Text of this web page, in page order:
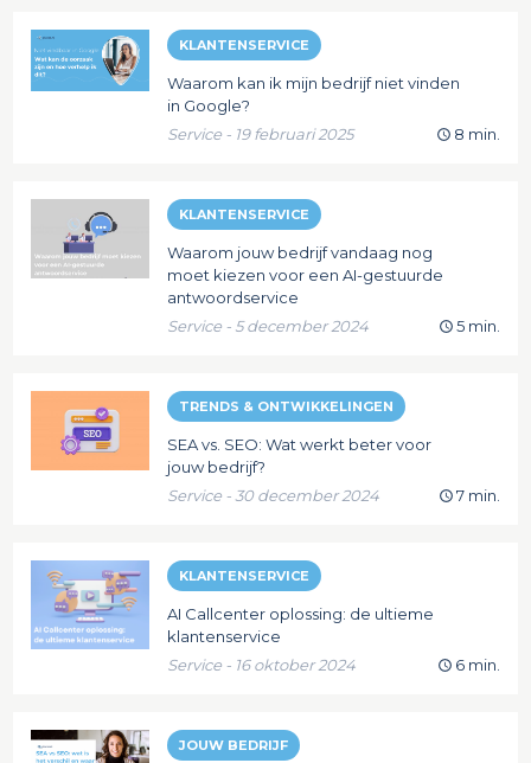
KLANTENSERVICE
Waarom kan ik mijn bedrijf niet vinden
in Google?
Service - 19 februari 2025
8 min.
KLANTENSERVICE
Waarom jouw bedrijf vandaag nog
moet kiezen voor een AI-gestuurde
antwoordservice
Service - 5 december 2024
5 min.
TRENDS & ONTWIKKELINGEN
SEA vs. SEO: Wat werkt beter voor
jouw bedrijf?
Service - 30 december 2024
7 min.
KLANTENSERVICE
AI Callcenter oplossing: de ultieme
klantenservice
Service - 16 oktober 2024
6 min.
JOUW BEDRIJF